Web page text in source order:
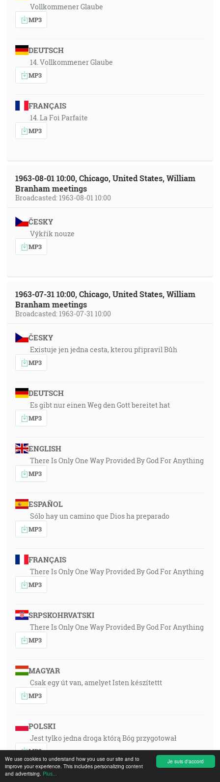
Je suis d'accord
We use cookies to understand how you use our site and to
improve your experience. This includes personalizing content
and advertising. Plus...
Vollkommener Glaube
MP3
DEUTSCH
14. Vollkommener Glaube
MP3
FRANÇAIS
14. La Foi Parfaite
MP3
1963-08-01 10:00, Chicago, United States, William
Branham meetings
Broadcasted: 1963-08-01 10:00
ČESKY
Výkřik nouze
MP3
1963-07-31 10:00, Chicago, United States, William
Branham meetings
Broadcasted: 1963-07-31 10:00
ČESKY
Existuje jen jedna cesta, kterou připravil Bůh
MP3
DEUTSCH
Es gibt nur einen Weg den Gott bereitet hat
MP3
ENGLISH
There Is Only One Way Provided By God For Anything
MP3
ESPAÑOL
Sólo hay un camino que Dios ha preparado
MP3
FRANÇAIS
There Is Only One Way Provided By God For Anything
MP3
SRPSKOHRVATSKI
There Is Only One Way Provided By God For Anything
MP3
MAGYAR
Csak egy út van, amelyet Isten készítettt
MP3
POLSKI
Jest tylko jedna droga którą Bóg przygotował
MP3